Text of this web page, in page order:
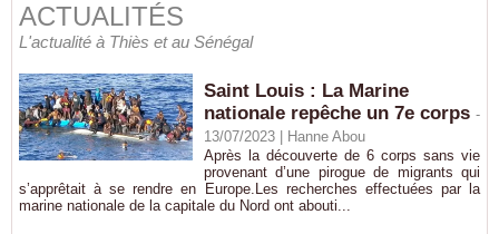
ACTUALITÉS
L'actualité à Thiès et au Sénégal
Saint Louis : La Marine
nationale repêche un 7e corps -
13/07/2023 |
Hanne Abou
Après la découverte de 6 corps sans vie
provenant d’une pirogue de migrants qui
s’apprêtait à se rendre en Europe.Les recherches effectuées par la
marine nationale de la capitale du Nord ont abouti...